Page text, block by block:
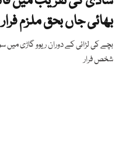
بھائی جاں بحق ملزم فرار
بچے کی لڑائی کے دوران ریوو گاڑی میں
شخص فرار